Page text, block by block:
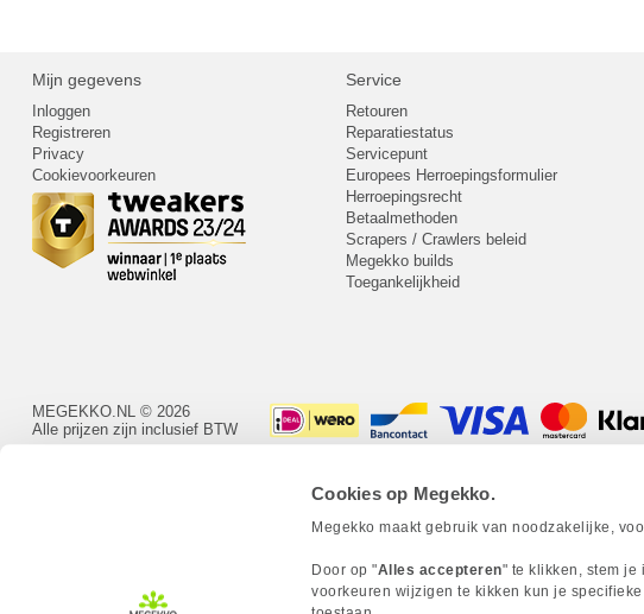
Cookies op Megekko.
Megekko maakt gebruik van noodzakelijke,
Door op "Alles accepteren" te klikken, stem je
voorkeuren wijzigen te kikken kun je
Mijn gegevens
Inloggen
Registreren
Privacy
Cookievoorkeuren
Service
Retouren
Reparatiestatus
Servicepunt
Europees Herroepingsformulier
Herroepingsrecht
Betaalmethoden
Scrapers / Crawlers beleid
Megekko builds
Toegankelijkheid
MEGEKKO.NL © 2026
Alle prijzen zijn inclusief BTW